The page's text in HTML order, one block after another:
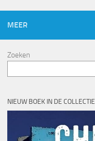
MEER
Zoeken
NIEUW BOEK IN DE COLLECTIE